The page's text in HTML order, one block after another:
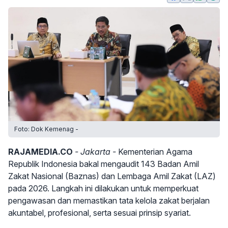
Foto: Dok Kemenag -
RAJAMEDIA.CO - Jakarta - Kementerian Agama
Republik Indonesia bakal mengaudit 143 Badan Amil
Zakat Nasional (Baznas) dan Lembaga Amil Zakat (LAZ)
pada 2026. Langkah ini dilakukan untuk memperkuat
pengawasan dan memastikan tata kelola zakat berjalan
akuntabel, profesional, serta sesuai prinsip syariat.